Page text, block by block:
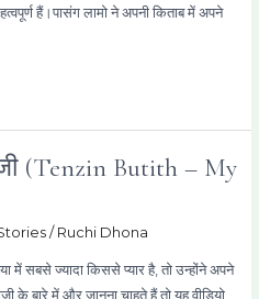
हैं।पासंग लामो ने अपनी किताब में अपने
(Tenzin Butith – My
/ Ruchi Dhona
में सबसे ज्यादा किससे प्यार है, तो उन्होंने अपने
के बारे में और जानना चाहते हैं तो यह वीडियो